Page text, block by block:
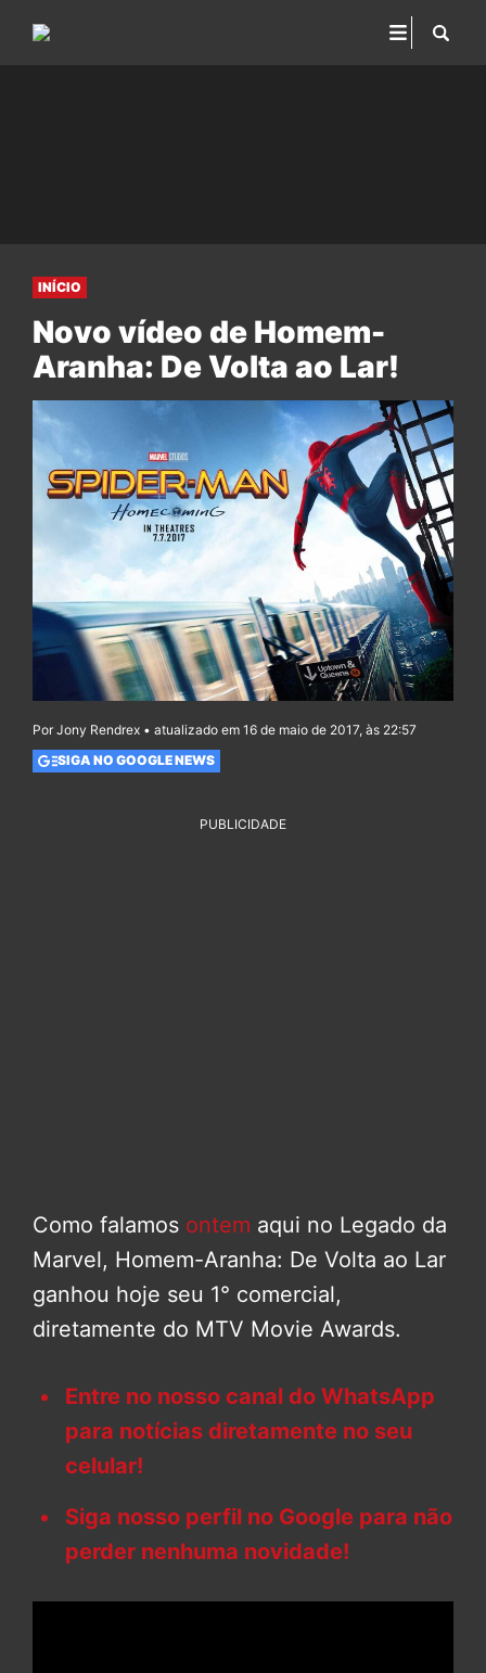
INÍCIO
Novo vídeo de Homem-
Aranha: De Volta ao Lar!
Por Jony Rendrex • atualizado em 16 de maio de 2017, às 22:57
SIGA NO GOOGLE NEWS
PUBLICIDADE
Como falamos ontem aqui no Legado da
Marvel, Homem-Aranha: De Volta ao Lar
ganhou hoje seu 1° comercial,
diretamente do MTV Movie Awards.
Entre no nosso canal do WhatsApp
para notícias diretamente no seu
celular!
Siga nosso perfil no Google para não
perder nenhuma novidade!